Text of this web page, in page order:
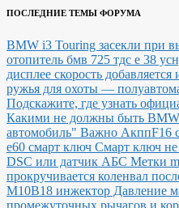
ПОСЛЕДНИЕ ТЕМЫ ФОРУМА
BMW i3 Touring засекли при
отопитель бмв 725 тдс е 38
дисплее скорость добавляется
ружья для охоты —
Подскажите, где узнать
Какими не должны быть BMW
автомобиль" Важно АкппF16
е60 смарт ключ Смарт ключ не
DSC или датчик АБС Метки
прокручивается коленвал
М10В18 инжектор Давление
промежуточных рычагов и